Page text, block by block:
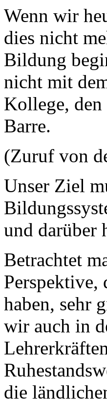
Wenn wir
dies nicht
Bildung
nicht mit
Kollege, den
Barre.
(Zuruf von
Unser Ziel
und darüber
Betrachtet
Perspektive,
haben, sehr
wir auch in
die